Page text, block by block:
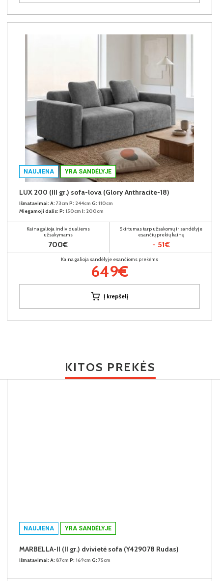
NAUJIENA YRA SANDĖLYJE
LUX 200 (III gr.) sofa-lova (Glory Anthracite-18)
Išmatavimai: A: 73cm P: 244cm G: 110cm
Miegamoji dalis: P: 150cm I: 200cm
Kaina galioja individualiems
užsakymams
700€
Skirtumas tarp užsakomų ir sandėlyje
esančių prekių kainų
- 51€
Kaina galioja sandėlyje esančioms prekėms
649€
Į krepšelį
KITOS PREKĖS
NAUJIENA YRA SANDĖLYJE
MARBELLA-II (II gr.) dvivietė sofa (Y429078 Rudas)
Išmatavimai: A: 87cm P: 169cm G: 75cm